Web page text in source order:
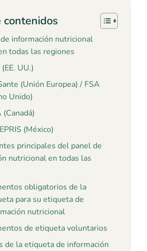
contenidos
información nutricional
todas las regiones
UU.)
(Unión Europea) / FSA
Unido)
(Canadá)
(México)
principales del panel de
nutricional en todas las
obligatorios de la
para su etiqueta de
nutricional
de etiqueta voluntarios
de la etiqueta de información